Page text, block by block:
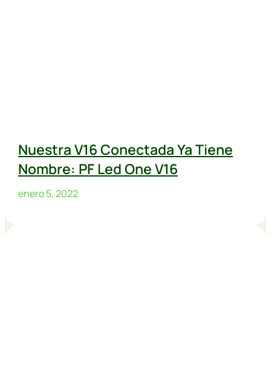
Nuestra V16 Conectada Ya Tiene
Nombre: PF Led One V16
enero 5, 2022